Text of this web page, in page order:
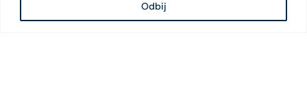
Odbij